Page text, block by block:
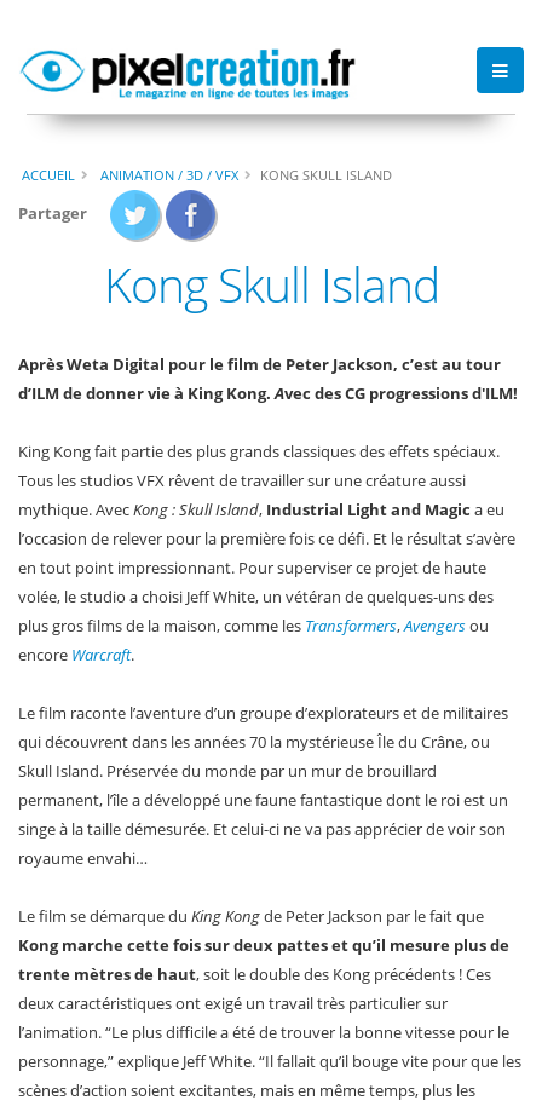
ACCUEIL ANIMATION / 3D / VFX KONG SKULL ISLAND
Partager
Kong Skull Island
Après Weta Digital pour le film de Peter Jackson, c’est au tour
d’ILM de donner vie à King Kong.Avec des CG progressions d'ILM!
King Kong fait partie des plus grands classiques des effets spéciaux.
Tous les studios VFX rêvent de travailler sur une créature aussi
mythique. AvecKong : Skull Island, Industrial Light and Magic a eu
l’occasion de relever pour la première fois ce défi. Et le résultat s’avère
en tout point impressionnant. Pour superviser ce projet de haute
volée, le studio a choisi Jeff White, un vétéran de quelques-uns des
plus gros films de la maison, comme les Transformers,Avengersou
encore Warcraft.
Le film raconte l’aventure d’un groupe d’explorateurs et de militaires
qui découvrent dans les années 70 la mystérieuse Île du Crâne, ou
Skull Island. Préservée du monde par un mur de brouillard
permanent, l’île a développé une faune fantastique dont le roi est un
singe à la taille démesurée. Et celui-ci ne va pas apprécier de voir son
royaume envahi…
Le film se démarque du King Kongde Peter Jackson par le fait que
Kong marche cette fois sur deux pattes et qu’il mesure plus de
trente mètres de haut, soit le double des Kong précédents ! Ces
deux caractéristiques ont exigé un travail très particulier sur
l’animation. “Le plus difficile a été de trouver la bonne vitesse pour le
personnage,” explique Jeff White. “Il fallait qu’il bouge vite pour que les
scènes d’action soient excitantes, mais en même temps, plus les